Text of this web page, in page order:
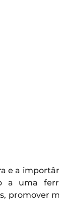
e a
a uma
promover